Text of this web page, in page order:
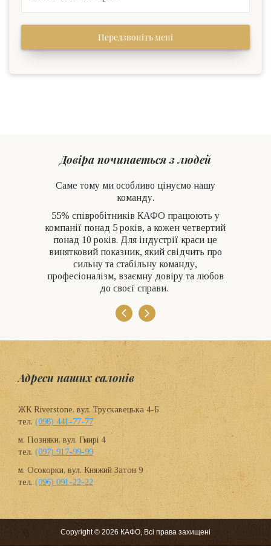
Передзвоніть мені
Довіра починається з людей
Саме тому ми особливо цінуємо нашу
команду.
55% співробітників КАФО працюють у
компанії понад 5 років, а кожен четвертий
понад 10 років. Для індустрії краси це
винятковий показник, який свідчить про
сильну та стабільну команду,
професіоналізм, взаємну довіру та любов
до своєї справи.
Адреси наших салонів
ЖК Riverstone, вул. Трускавецька 4-Б
тел. (098) 441-77-77
м. Позняки, вул. Гмирі 4
тел. (097) 917-99-99
м. Осокорки, вул. Княжий Затон 9
тел. (096) 091-22-22
Copyright © 2026 КАФО, Всі права захищені